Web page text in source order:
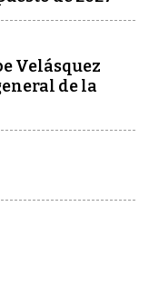
Velásquez
de la